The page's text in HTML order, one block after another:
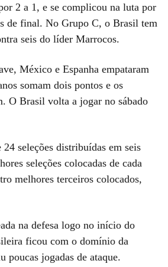
2 a 1, e se complicou na luta por
de final. No Grupo C, o Brasil tem
seis do líder Marrocos.
México e Espanha empataram
somam dois pontos e os
O Brasil volta a jogar no sábado
24 seleções distribuídas em seis
seleções colocadas de cada
melhores terceiros colocados,
na defesa logo no início do
ficou com o domínio da
poucas jogadas de ataque.